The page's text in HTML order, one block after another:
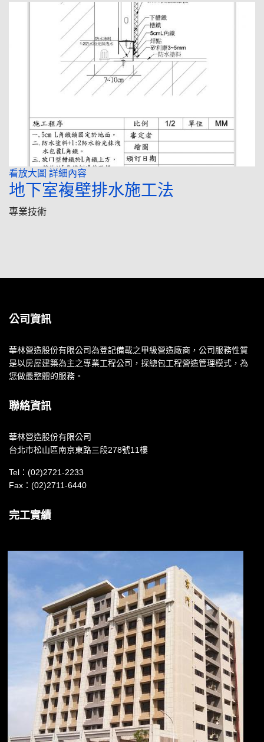
看放大圖 詳細內容
地下室複壁排水施工法
專業技術
公司資訊
華林營造股份有限公司為登記備載之甲級營造廠商，公司服務性質
是以房屋建築為主之專業工程公司，採總包工程營造管理模式，為
您做最整體的服務。
聯絡資訊
華林營造股份有限公司
台北市松山區南京東路三段278號11樓
Tel：(02)2721-2233
Fax：(02)2711-6440
完工實績